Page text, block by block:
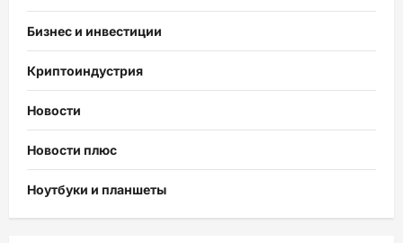
Бизнес и инвестиции
Криптоиндустрия
Новости
Новости плюс
Ноутбуки и планшеты